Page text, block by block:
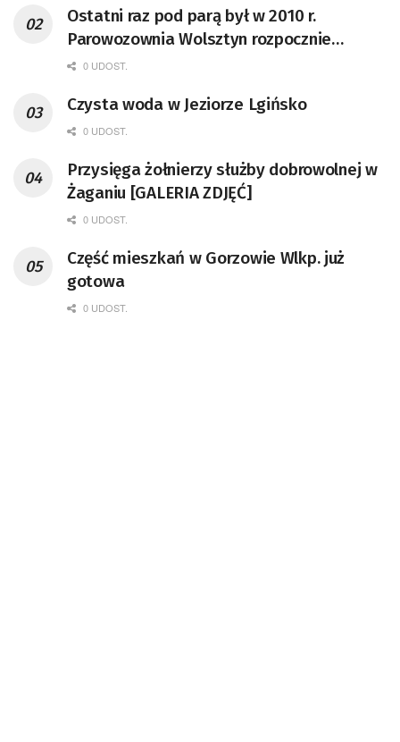
Ostatni raz pod parą był w 2010 r.
Parowozownia Wolsztyn rozpocznie
remont unikatowego Tr5-65
0 UDOST.
Czysta woda w Jeziorze Lgińsko
0 UDOST.
Przysięga żołnierzy służby dobrowolnej w
Żaganiu [GALERIA ZDJĘĆ]
0 UDOST.
Część mieszkań w Gorzowie Wlkp. już
gotowa
0 UDOST.